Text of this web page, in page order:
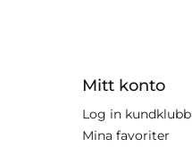
Mitt konto
Log in kundklubb
Mina favoriter